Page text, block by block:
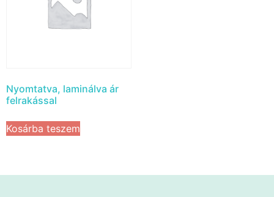
Nyomtatva, laminálva ár
felrakással
Kosárba teszem